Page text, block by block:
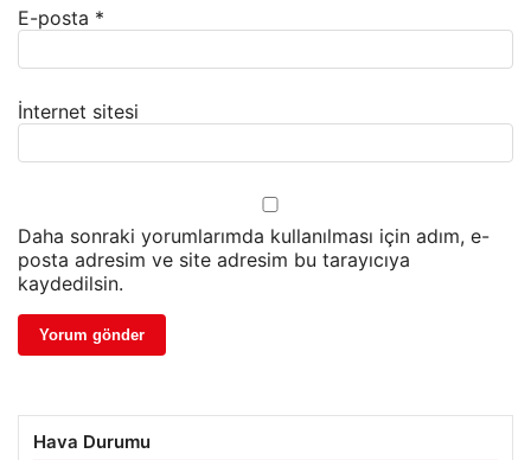
E-posta *
İnternet sitesi
Daha sonraki yorumlarımda kullanılması için adım, e-
posta adresim ve site adresim bu tarayıcıya
kaydedilsin.
Hava Durumu